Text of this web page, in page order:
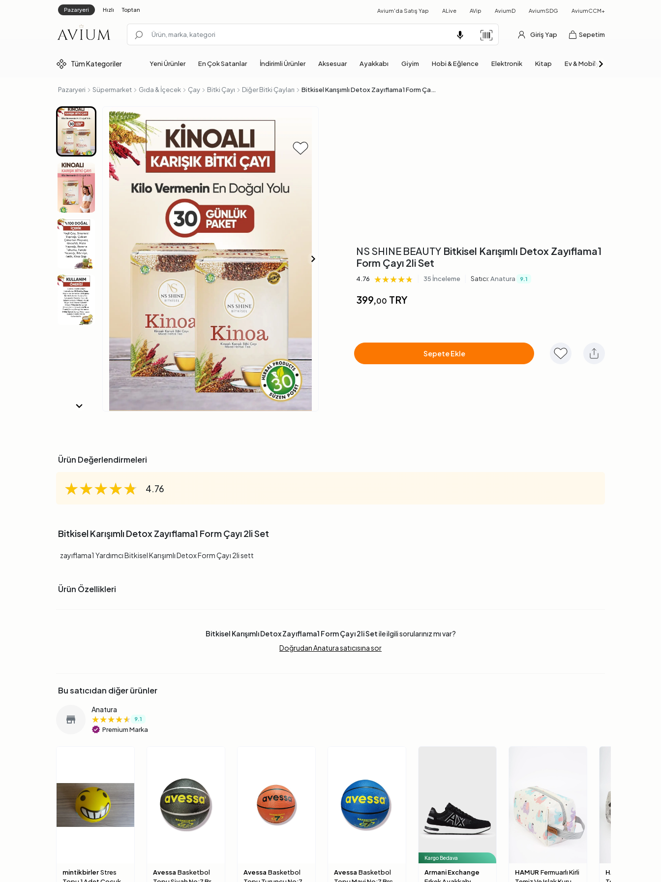
Pazaryeri Hızlı Toptan Avium'da Satış Yap ALive AVip AviumD AviumSDG AviumCCM+
Giriş Yap Sepetim
TümKategoriler Yeni Ürünler En Çok Satanlar İndirimli Ürünler Aksesuar Ayakkabı Giyim Hobi & Eğlence Elektronik Kitap Ev & Mobilya
Pazaryeri Süpermarket Gıda & İçecek Çay Bitki Çayı Diğer Bitki Çayları Bitkisel Karışımlı Detox Zayıflama1 Form Çayı 2li Set
NS SHINE BEAUTY Bitkisel Karışımlı Detox Zayıflama1
Form Çayı 2li Set
4.76 ★★★★★
★★★★★
★★★★★ 35 İnceleme Satıcı:Anatura 9.1
399,00 TRY
Sepete Ekle
Ürün Değerlendirmeleri
★★★★★
★★★★★
★★★★★ 4.76
Bitkisel Karışımlı Detox Zayıflama1 Form Çayı 2li Set
zayıflama1 Yardımcı Bitkisel Karışımlı Detox Form Çayı 2li sett
Ürün Özellikleri
Bitkisel Karışımlı Detox Zayıflama1 Form Çayı 2li Setile ilgili sorularınız mı var?
Doğrudan Anatura satıcısına sor
Bu satıcıdan diğer ürünler
store
Anatura
★★★★★
★★★★★
★★★★★ 9.1
verified Premium Marka
mintikbirlerStres
Avessa Basketbol
Avessa Basketbol
Avessa Basketbol
Kargo Bedava
Armani Exchange
HAMURFermuarlı Kirli
HAMUR